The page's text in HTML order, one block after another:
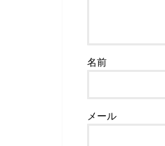
名前
メール